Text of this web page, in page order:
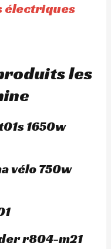
électriques
les
1650w
vélo 750w
r804-m21